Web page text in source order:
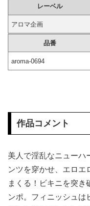
姪にちoぽしゃぶらせたら
【悲報】 味噌ラーメンで
Hカップの風俗嬢をオプ
ぽっちゃりデブの熟女を
レーベル
アロマ企画
品番
aroma-0694
作品コメント
美人で淫乱なニューハ
ンツを穿かせ、エロエ
まくる！ビキニを突き
ンポ。フィニッシュは